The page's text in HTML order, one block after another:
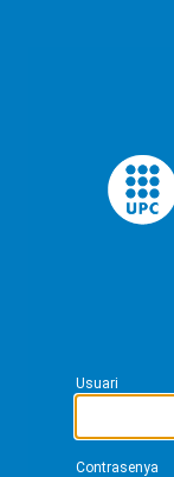
Usuari
Contrasenya